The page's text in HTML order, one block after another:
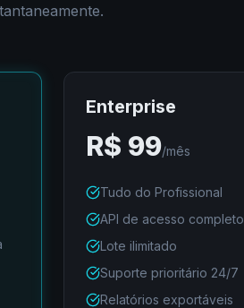
Enterprise
R$ 99/mês
Tudo do Profissional
API de acesso completo
Lote ilimitado
Suporte prioritário 24/7
Relatórios exportáveis